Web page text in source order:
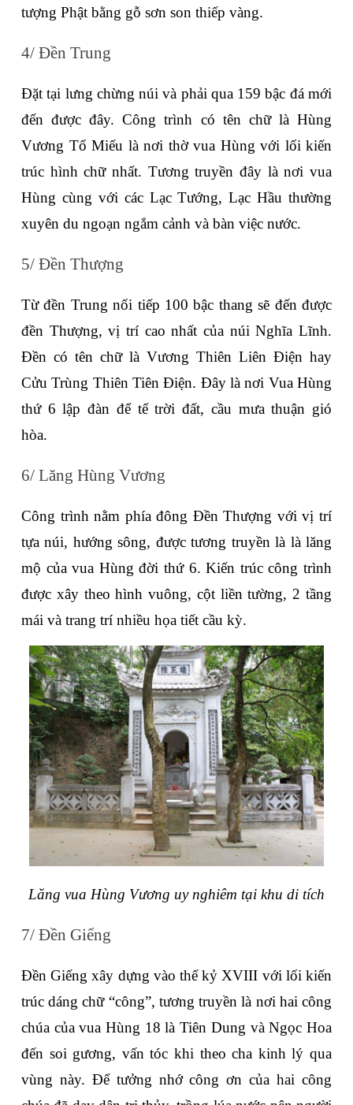
tượng Phật bằng gỗ sơn son thiếp vàng.
4/ Đền Trung
Đặt tại lưng chừng núi và phải qua 159 bậc đá mới
đến được đây. Công trình có tên chữ là Hùng
Vương Tổ Miếu là nơi thờ vua Hùng với lối kiến
trúc hình chữ nhất. Tương truyền đây là nơi vua
Hùng cùng với các Lạc Tướng, Lạc Hầu thường
xuyên du ngoạn ngắm cảnh và bàn việc nước.
5/ Đền Thượng
Từ đền Trung nối tiếp 100 bậc thang sẽ đến được
đền Thượng, vị trí cao nhất của núi Nghĩa Lĩnh.
Đền có tên chữ là Vương Thiên Liên Điện hay
Cửu Trùng Thiên Tiên Điện. Đây là nơi Vua Hùng
thứ 6 lập đàn để tế trời đất, cầu mưa thuận gió
hòa.
6/ Lăng Hùng Vương
Công trình nằm phía đông Đền Thượng với vị trí
tựa núi, hướng sông, được tương truyền là là lăng
mộ của vua Hùng đời thứ 6. Kiến trúc công trình
được xây theo hình vuông, cột liền tường, 2 tầng
mái và trang trí nhiều họa tiết cầu kỳ.
Lăng vua Hùng Vương uy nghiêm tại khu di tích
7/ Đền Giếng
Đền Giếng xây dựng vào thế kỷ XVIII với lối kiến
trúc dáng chữ “công”, tương truyền là nơi hai công
chúa của vua Hùng 18 là Tiên Dung và Ngọc Hoa
đến soi gương, vấn tóc khi theo cha kinh lý qua
vùng này. Để tưởng nhớ công ơn của hai công